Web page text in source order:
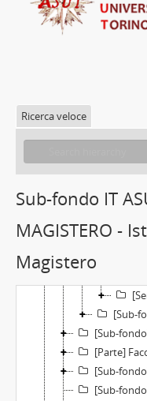
Ricerca veloce
Sub-fondo IT
MAGISTERO -
Magistero
[Sub-
[Sub-
[Parte]
[Sub-
[Sub-
[Sub-
[Sub-fondo]
[Parte]
[Sub-fondo] Atti delle
[Sub-fondo] Attività della